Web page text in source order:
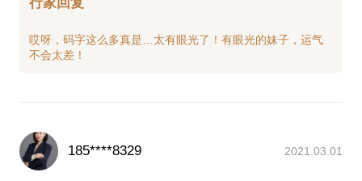
哎呀，码字这么多真是…太有眼光了！有眼光的妹子，运气
185****8329 2021.03.01